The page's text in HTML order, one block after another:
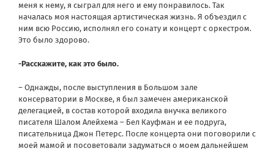
меня к нему, я сыграл для него и ему понравилось. Так
началась моя настоящая артистическая жизнь. Я объездил с
ним всю Россию, исполнял его сонату и концерт с оркестром.
Это было здорово.
-Расскажите, как это было.
– Однажды, после выступления в Большом зале
консерватории в Москве, я был замечен американской
делегацией, в состав которой входила внучка великого
писателя Шалом Алейхема – Бел Кауфман и ее подруга,
писательница Джон Петерс. После концерта они поговорили с
моей мамой и посоветовали задуматься о моем дальнейшем